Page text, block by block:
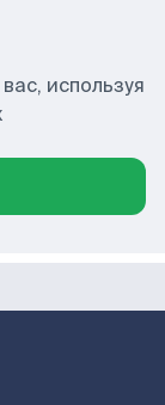
используя